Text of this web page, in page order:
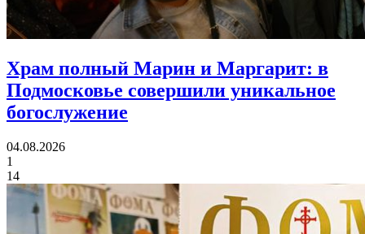
Храм полный Марин и Маргарит: в
Подмосковье совершили уникальное
богослужение
04.08.2026
1
14